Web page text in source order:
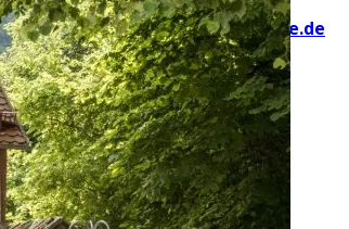
bayerischekueche@btg-service.de
www.btg-service.de